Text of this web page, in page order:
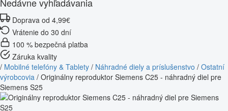
Doprava od 4,99€
Vrátenie do 30 dní
100 % bezpečná platba
Záruka kvality
/ Mobilné telefóny & Tablety / Náhradné diely a príslušenstvo / Ostatní
výrobcovia / Originálny reproduktor Siemens C25 - náhradný diel pre
Siemens S25